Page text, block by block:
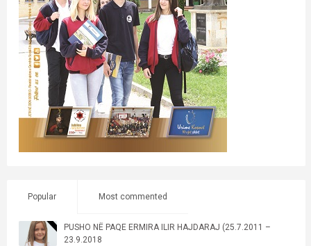
Popular Most commented
PUSHO NË PAQE ERMIRA ILIR HAJDARAJ (25.7.2011 –
23.9.2018